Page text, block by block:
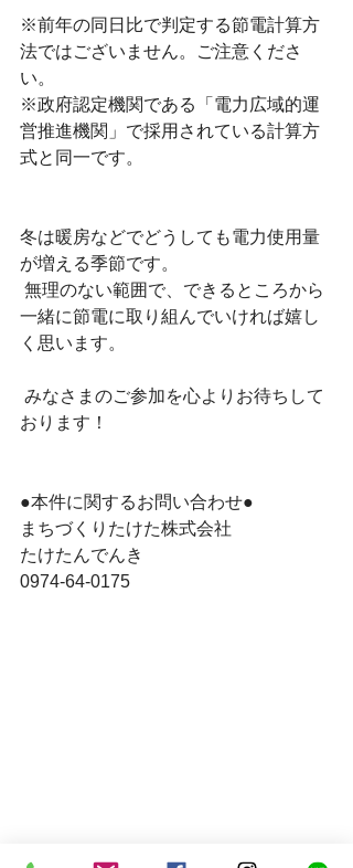
※前年の同日比で判定する節電計算方
法ではございません。ご注意くださ
い。
※政府認定機関である「電力広域的運
営推進機関」で採用されている計算方
式と同一です。
冬は暖房などでどうしても電力使用量
が増える季節です。
一緒に節電に取り組んでいければ嬉し
く思います。
おります！
●本件に関するお問い合わせ●
まちづくりたけた株式会社
たけたんでんき
0974-64-0175